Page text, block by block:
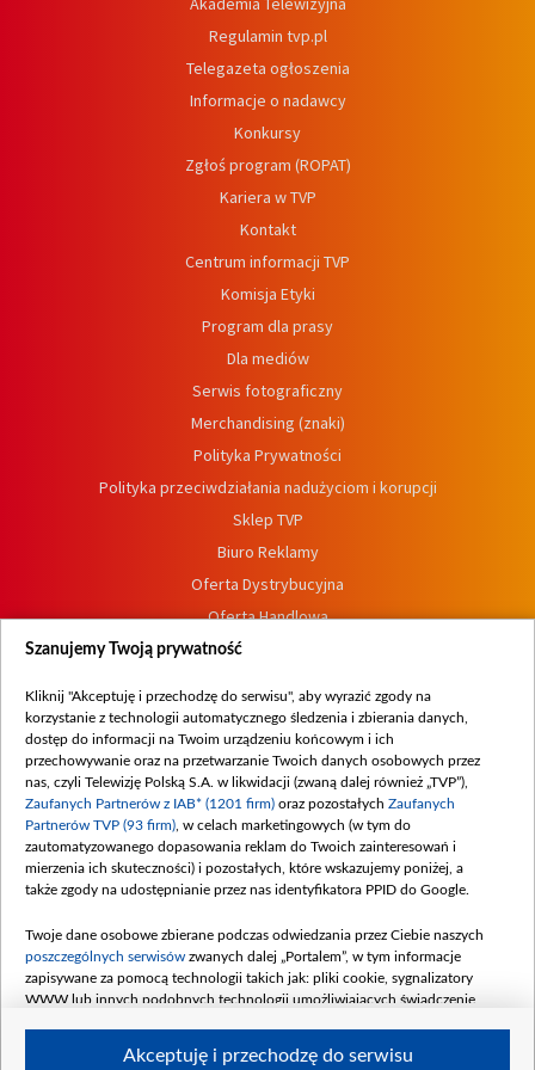
Regulamin tvp.pl
Telegazeta ogłoszenia
Informacje o nadawcy
Konkursy
Zgłoś program (ROPAT)
Kariera w TVP
Kontakt
Centrum informacji TVP
Komisja Etyki
Program dla prasy
Dla mediów
Serwis fotograficzny
Merchandising (znaki)
Polityka Prywatności
Polityka przeciwdziałania nadużyciom i korupcji
Sklep TVP
Biuro Reklamy
Oferta Dystrybucyjna
Oferta Handlowa
Dostępność
Procedura zgłoszeń wewnętrznych
Szanujemy Twoją prywatność
Kliknij "Akceptuję i przechodzę do serwisu", aby wyrazić zgody na
korzystanie z technologii automatycznego śledzenia i zbierania danych,
dostęp do informacji na Twoim urządzeniu końcowym i ich
przechowywanie oraz na przetwarzanie Twoich danych osobowych przez
nas, czyli Telewizję Polską S.A. w likwidacji (zwaną dalej również „TVP”),
Zaufanych Partnerów z IAB* (1201 firm) oraz pozostałych Zaufanych
Partnerów TVP (93 firm) , w celach marketingowych (w tym do
zautomatyzowanego dopasowania reklam do Twoich zainteresowań i
mierzenia ich skuteczności) i pozostałych, które wskazujemy poniżej, a
także zgody na udostępnianie przez nas identyfikatora PPID do Google.
Twoje dane osobowe zbierane podczas odwiedzania przez Ciebie naszych
poszczególnych serwisów zwanych dalej „Portalem”, w tym informacje
zapisywane za pomocą technologii takich jak: pliki cookie, sygnalizatory
WWW lub innych podobnych technologii umożliwiających świadczenie
Akceptuję i przechodzę do serwisu